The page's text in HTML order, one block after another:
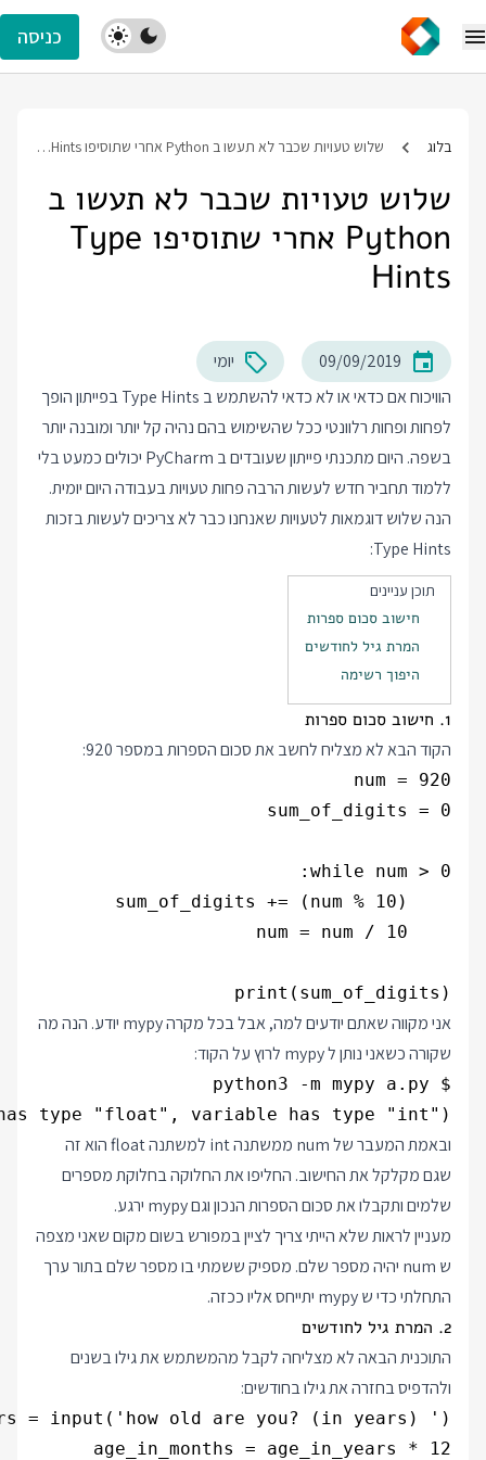
כניסה
בלוג שלוש טעויות שכבר לא תעשו ב Python אחרי שתוסיפו Type Hints
שלוש טעויות שכבר לא תעשו ב
Python אחרי שתוסיפו Type
Hints
09/09/2019
יומי
הוויכוח אם כדאי או לא כדאי להשתמש ב Type Hints בפייתון הופך
לפחות ופחות רלוונטי ככל שהשימוש בהם נהיה קל יותר ומובנה יותר
בשפה. היום מתכנתי פייתון שעובדים ב PyCharm יכולים כמעט בלי
ללמוד תחביר חדש לעשות הרבה פחות טעויות בעבודה היום יומית.
הנה שלוש דוגמאות לטעויות שאנחנו כבר לא צריכים לעשות בזכות
Type Hints:
תוכן עניינים
חישוב סכום ספרות
המרת גיל לחודשים
היפוך רשימה
1. חישוב סכום ספרות
הקוד הבא לא מצליח לחשב את סכום הספרות במספר 920:
print(sum_of_digits)
אני מקווה שאתם יודעים למה, אבל בכל מקרה mypy יודע. הנה מה
שקורה כשאני נותן ל mypy לרוץ על הקוד:
has type "float", variable has type "int")
ובאמת המעבר של num ממשתנה int למשתנה float הוא זה
שגם מקלקל את החישוב. החליפו את החלוקה בחלוקת מספרים
שלמים ותקבלו את סכום הספרות הנכון וגם mypy ירגע.
מעניין לראות שלא הייתי צריך לציין במפורש בשום מקום שאני מצפה
ש num יהיה מספר שלם. מספיק ששמתי בו מספר שלם בתור ערך
התחלתי כדי ש mypy יתייחס אליו ככזה.
2. המרת גיל לחודשים
התוכנית הבאה לא מצליחה לקבל מהמשתמש את גילו בשנים
ולהדפיס בחזרה את גילו בחודשים: